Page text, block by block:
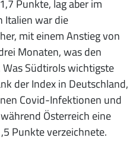
Punkte, lag aber im
Italien war die
mit einem Anstieg von
Monaten, was den
Südtirols wichtigste
der Index in Deutschland,
Covid-Infektionen und
Österreich eine
Punkte verzeichnete.